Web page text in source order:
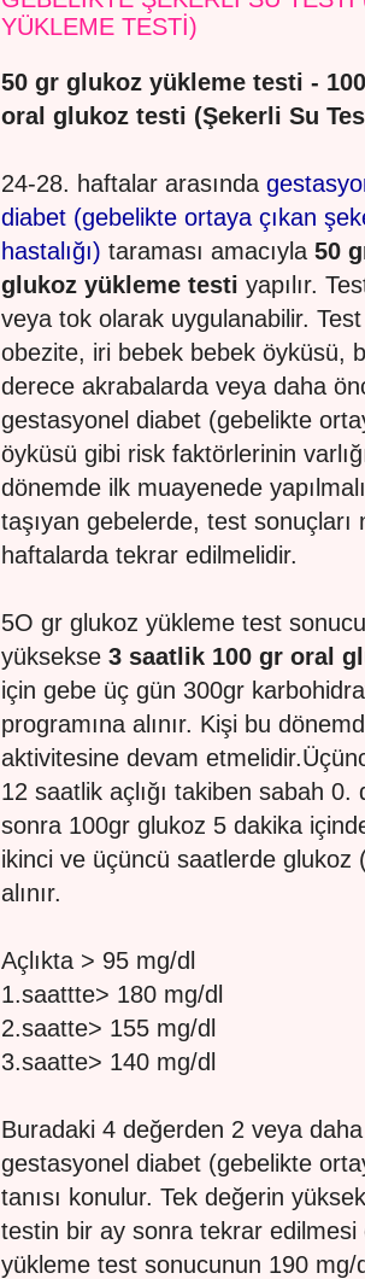
YÜKLEME TESTİ)
50 gr glukoz yükleme testi -
oral glukoz testi (Şekerli Su
24-28. haftalar arasında
diabet (gebelikte ortaya çıkan
hastalığı) taraması amacıyla 50
glukoz yükleme testi yapılır.
veya tok olarak uygulanabilir. Test
obezite, iri bebek bebek öyküsü,
derece akrabalarda veya daha
gestasyonel diabet (gebelikte
öyküsü gibi risk faktörlerinin
dönemde ilk muayenede
taşıyan gebelerde, test
haftalarda tekrar edilmelidir.
5O gr glukoz yükleme test
yüksekse 3 saatlik 100 gr oral
için gebe üç gün 300gr
programına alınır. Kişi bu
aktivitesine devam
12 saatlik açlığı takiben sabah 0.
sonra 100gr glukoz 5 dakika
ikinci ve üçüncü saatlerde glukoz
alınır.
Açlıkta > 95 mg/dl
1.saattte> 180 mg/dl
2.saatte> 155 mg/dl
3.saatte> 140 mg/dl
Buradaki 4 değerden 2 veya
gestasyonel diabet (gebelikte
tanısı konulur. Tek değerin
testin bir ay sonra tekrar
yükleme test sonucunun 190 mg/